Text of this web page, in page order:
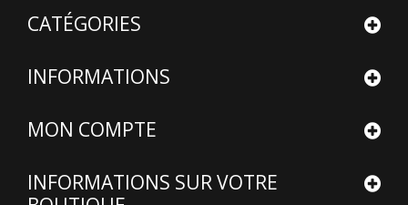
CATÉGORIES
INFORMATIONS
MON COMPTE
INFORMATIONS SUR VOTRE